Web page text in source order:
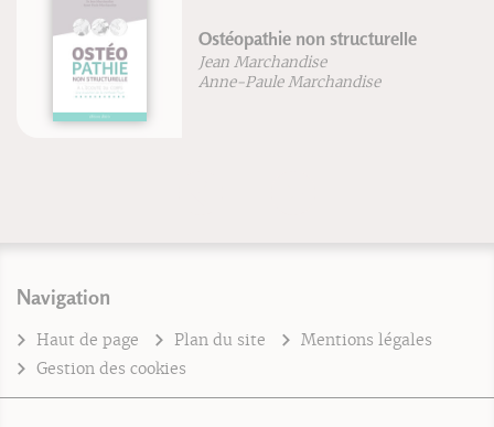
Ostéopathie non structurelle
Jean Marchandise
Anne-Paule Marchandise
Navigation
Haut de page Plan du site
Mentions légales
Gestion des cookies